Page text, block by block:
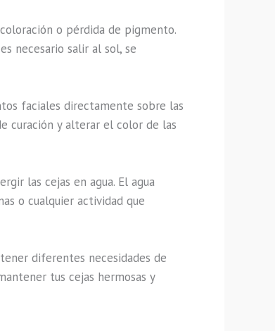
o pérdida de pigmento.
necesario salir al sol, se
faciales directamente sobre las
curación y alterar el color de las
las cejas en agua. El agua
o cualquier actividad que
diferentes necesidades de
tus cejas hermosas y